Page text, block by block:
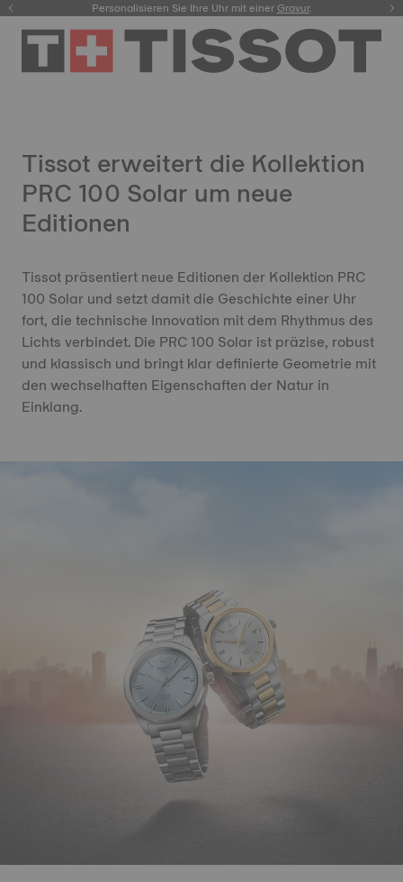
Personalisieren Sie Ihre Uhr mit einerGravur.
hier.
Tissot erweitert die Kollektion
PRC 100 Solar um neue
Editionen
Tissot präsentiert neue Editionen der Kollektion PRC
100 Solar und setzt damit die Geschichte einer Uhr
fort, die technische Innovation mit dem Rhythmus des
Lichts verbindet. Die PRC 100 Solar ist präzise, robust
und klassisch und bringt klar definierte Geometrie mit
den wechselhaften Eigenschaften der Natur in
Einklang.